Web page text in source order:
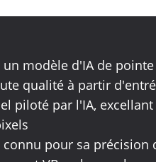
un modèle d'IA de
qualité à partir
piloté par l'IA,
connu pour sa